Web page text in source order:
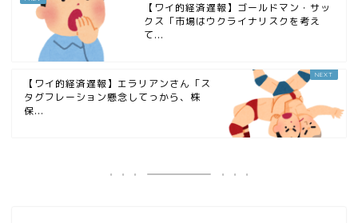
【ワイ的経済遅報】ゴールドマン・サッ
クス「市場はウクライナリスクを考え
て...
【ワイ的経済遅報】エラリアンさん「ス
タグフレーション懸念してっから、株
保...